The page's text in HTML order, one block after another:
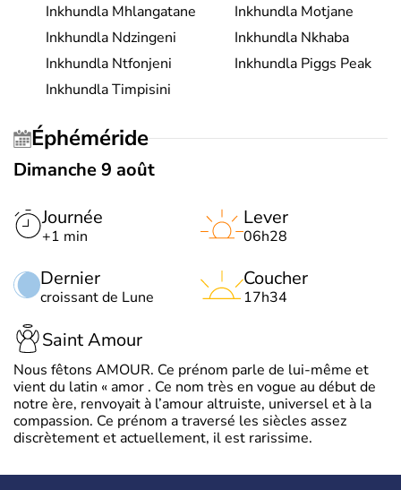
Inkhundla Mhlangatane
Inkhundla Motjane
Inkhundla Ndzingeni
Inkhundla Nkhaba
Inkhundla Ntfonjeni
Inkhundla Piggs Peak
Inkhundla Timpisini
Éphéméride
Dimanche 9 août
Journée
+1 min
Dernier
croissant de Lune
Lever
06h28
Coucher
17h34
Saint Amour
Nous fêtons AMOUR. Ce prénom parle de lui-même et
vient du latin « amor . Ce nom très en vogue au début de
notre ère, renvoyait à l’amour altruiste, universel et à la
compassion. Ce prénom a traversé les siècles assez
discrètement et actuellement, il est rarissime.